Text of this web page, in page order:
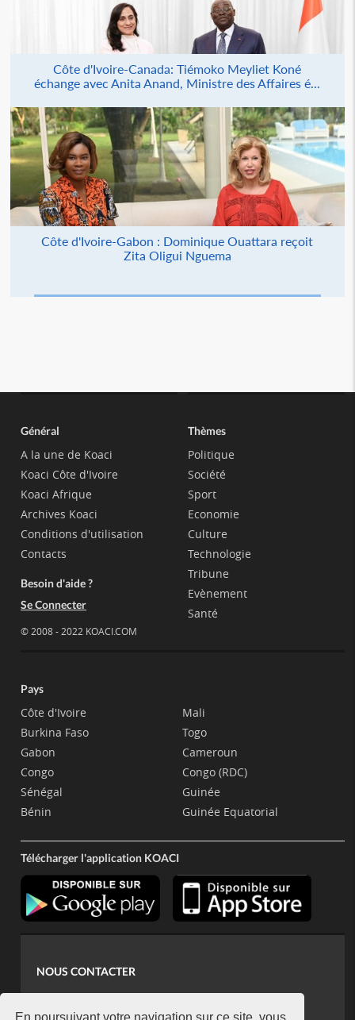
En poursuivant votre navigation sur ce site, vous
Côte d'Ivoire-Canada: Tiémoko Meyliet Koné
échange avec Anita Anand, Ministre des Affaires é...
Côte d'Ivoire-Gabon : Dominique Ouattara reçoit
Zita Oligui Nguema
Général
A la une de Koaci
Koaci Côte d'Ivoire
Koaci Afrique
Archives Koaci
Conditions d'utilisation
Contacts
Besoin d'aide ?
Se Connecter
© 2008 - 2022 KOACI.COM
Thèmes
Politique
Société
Sport
Economie
Culture
Technologie
Tribune
Evènement
Santé
Pays
Côte d'Ivoire
Burkina Faso
Gabon
Congo
Sénégal
Bénin
Mali
Togo
Cameroun
Congo (RDC)
Guinée
Guinée Equatorial
Télécharger l'application KOACI
NOUS CONTACTER